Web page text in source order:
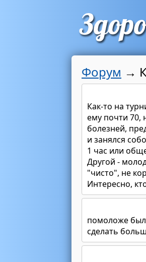
Форум →
Как-то на
ему почти 70,
болезней,
и занялся
1 час или
Другой -
"чисто", не
Интересно,
помоложе был
сделать